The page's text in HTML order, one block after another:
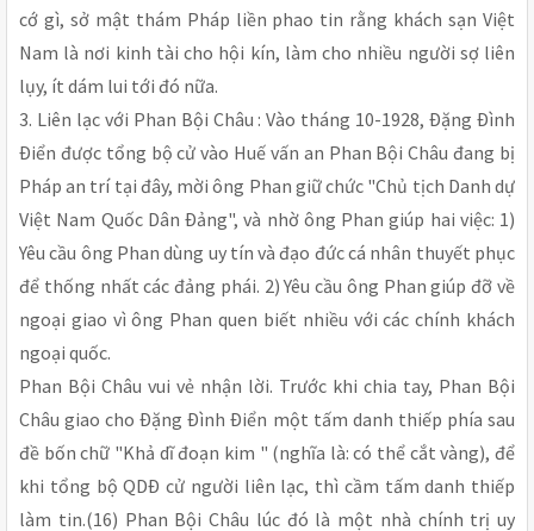
cớ gì, sở mật thám Pháp liền phao tin rằng khách sạn Việt
Nam là nơi kinh tài cho hội kín, làm cho nhiều người sợ liên
lụy, ít dám lui tới đó nữa.
3. Liên lạc với Phan Bội Châu : Vào tháng 10-1928, Ðặng Ðình
Ðiển được tổng bộ cử vào Huế vấn an Phan Bội Châu đang bị
Pháp an trí tại đây, mời ông Phan giữ chức "Chủ tịch Danh dự
Việt Nam Quốc Dân Ðảng", và nhờ ông Phan giúp hai việc: 1)
Yêu cầu ông Phan dùng uy tín và đạo đức cá nhân thuyết phục
để thống nhất các đảng phái. 2) Yêu cầu ông Phan giúp đỡ về
ngoại giao vì ông Phan quen biết nhiều với các chính khách
ngoại quốc.
Phan Bội Châu vui vẻ nhận lời. Trước khi chia tay, Phan Bội
Châu giao cho Ðặng Ðình Ðiển một tấm danh thiếp phía sau
đề bốn chữ "Khả dĩ đoạn kim " (nghĩa là: có thể cắt vàng), để
khi tổng bộ QDÐ cử người liên lạc, thì cầm tấm danh thiếp
làm tin.(16) Phan Bội Châu lúc đó là một nhà chính trị uy